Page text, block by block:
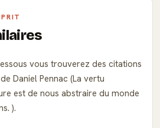
vous trouverez des citations
Daniel Pennac (La vertu
est de nous abstraire du monde
).